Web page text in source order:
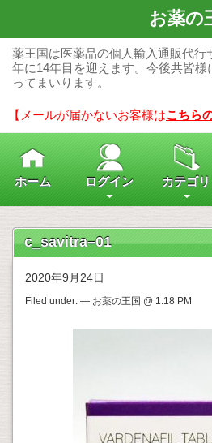
お薬の
薬王国は医薬品の個人輸入通販代行
年に14年目を迎えます。今後共皆
ってまいります。
【メールが届かないお客様はこちら
ホーム ログイン カテゴリ
c_savitra–01
2020年9月24日
Filed under: — お薬の王国 @ 1:18 PM